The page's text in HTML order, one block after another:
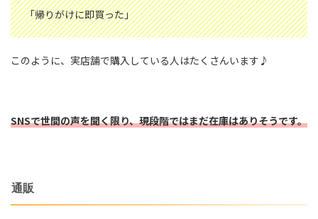
「帰りがけに即買った」
このように、実店舗で購入している人はたくさんいます♪
SNSで世間の声を聞く限り、現段階ではまだ在庫はありそうです。
通販